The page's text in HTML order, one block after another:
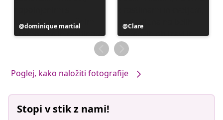
Objavo
je
dominique martial
Objavo
je
objavil
Clare
Poglej, kako naložiti fotografije
Stopi v stik z nami!